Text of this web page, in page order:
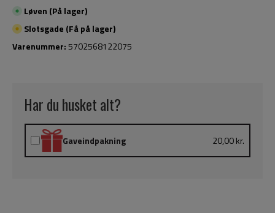
Løven (På lager)
Slotsgade (Få på lager)
Varenummer:5702568122075
Har du husket alt?
Gaveindpakning 20,00 kr.